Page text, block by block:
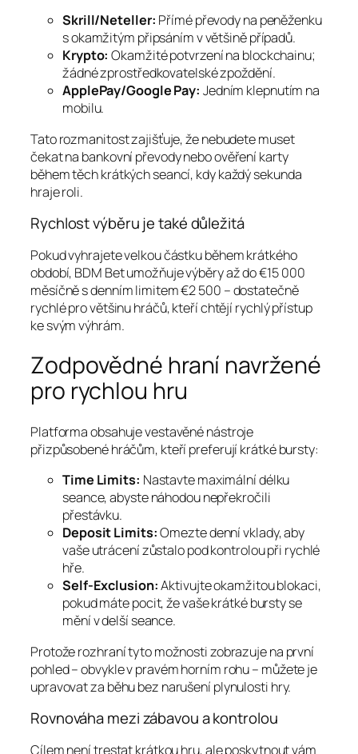
Skrill/Neteller: Přímé převody na peněženku
s okamžitým připsáním v většině případů.
Krypto: Okamžité potvrzení na blockchainu;
žádné zprostředkovatelské zpoždění.
ApplePay/Google Pay: Jedním klepnutím na
mobilu.
Tato rozmanitost zajišťuje, že nebudete muset
čekat na bankovní převody nebo ověření karty
během těch krátkých seancí, kdy každý sekunda
hraje roli.
Rychlost výběru je také důležitá
Pokud vyhrajete velkou částku během krátkého
období, BDM Bet umožňuje výběry až do €15 000
měsíčně s denním limitem €2 500 – dostatečně
rychlé pro většinu hráčů, kteří chtějí rychlý přístup
ke svým výhrám.
Zodpovědné hraní navržené
pro rychlou hru
Platforma obsahuje vestavěné nástroje
přizpůsobené hráčům, kteří preferují krátké bursty:
Time Limits: Nastavte maximální délku
seance, abyste náhodou nepřekročili
přestávku.
Deposit Limits:Omezte denní vklady, aby
vaše utrácení zůstalo pod kontrolou při rychlé
hře.
Self‑Exclusion:Aktivujte okamžitou blokaci,
pokud máte pocit, že vaše krátké bursty se
mění v delší seance.
Protože rozhraní tyto možnosti zobrazuje na první
pohled – obvykle v pravém horním rohu – můžete je
upravovat za běhu bez narušení plynulosti hry.
Rovnováha mezi zábavou a kontrolou
Cílem není trestat krátkou hru, ale poskytnout vám